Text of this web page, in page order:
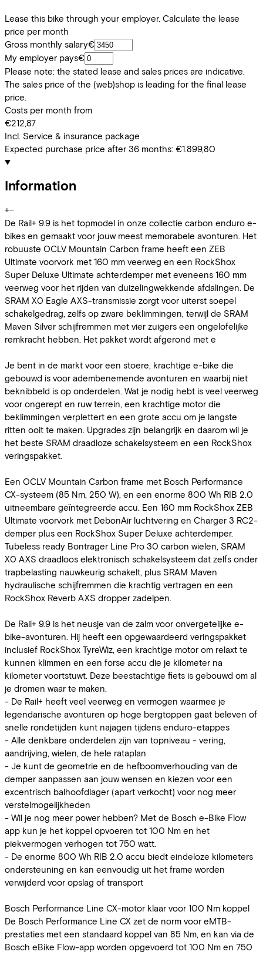
Lease this bike through your employer. Calculate the lease
price per month
Gross monthly salary€
My employer pays€
Please note: the stated lease and sales prices are indicative.
The sales price of the (web)shop is leading for the final lease
price.
Costs per month from
€212,87
Incl. Service & insurance package
Expected purchase price after 36 months: €1.899,80
Information
+−
De Rail+ 9.9 is het topmodel in onze collectie carbon enduro e-
bikes en gemaakt voor jouw meest memorabele avonturen. Het
robuuste OCLV Mountain Carbon frame heeft een ZEB
Ultimate voorvork met 160 mm veerweg en een RockShox
Super Deluxe Ultimate achterdemper met eveneens 160 mm
veerweg voor het rijden van duizelingwekkende afdalingen. De
SRAM X0 Eagle AXS-transmissie zorgt voor uiterst soepel
schakelgedrag, zelfs op zware beklimmingen, terwijl de SRAM
Maven Silver schijfremmen met vier zuigers een ongelofelijke
remkracht hebben. Het pakket wordt afgerond met e
Je bent in de markt voor een stoere, krachtige e-bike die
gebouwd is voor adembenemende avonturen en waarbij niet
beknibbeld is op onderdelen. Wat je nodig hebt is veel veerweg
voor ongerept en ruw terrein, een krachtige motor die
beklimmingen verplettert en een grote accu om je langste
ritten ooit te maken. Upgrades zijn belangrijk en daarom wil je
het beste SRAM draadloze schakelsysteem en een RockShox
veringspakket.
Een OCLV Mountain Carbon frame met Bosch Performance
CX-systeem (85 Nm, 250 W), en een enorme 800 Wh RIB 2.0
uitneembare geïntegreerde accu. Een 160 mm RockShox ZEB
Ultimate voorvork met DebonAir luchtvering en Charger 3 RC2-
demper plus een RockShox Super Deluxe achterdemper.
Tubeless ready Bontrager Line Pro 30 carbon wielen, SRAM
X0 AXS draadloos elektronisch schakelsysteem dat zelfs onder
trapbelasting nauwkeurig schakelt, plus SRAM Maven
hydraulische schijfremmen die krachtig vertragen en een
RockShox Reverb AXS dropper zadelpen.
De Rail+ 9.9 is het neusje van de zalm voor onvergetelijke e-
bike-avonturen. Hij heeft een opgewaardeerd veringspakket
inclusief RockShox TyreWiz, een krachtige motor om relaxt te
kunnen klimmen en een forse accu die je kilometer na
kilometer voortstuwt. Deze beestachtige fiets is gebouwd om al
je dromen waar te maken.
- De Rail+ heeft veel veerweg en vermogen waarmee je
legendarische avonturen op hoge bergtoppen gaat beleven of
snelle rondetijden kunt najagen tijdens enduro-etappes
- Alle denkbare onderdelen zijn van topniveau - vering,
aandrijving, wielen, de hele rataplan
- Je kunt de geometrie en de hefboomverhouding van de
demper aanpassen aan jouw wensen en kiezen voor een
excentrisch balhoofdlager (apart verkocht) voor nog meer
verstelmogelijkheden
- Wil je nog meer power hebben? Met de Bosch e-Bike Flow
app kun je het koppel opvoeren tot 100 Nm en het
piekvermogen verhogen tot 750 watt.
- De enorme 800 Wh RIB 2.0 accu biedt eindeloze kilometers
ondersteuning en kan eenvoudig uit het frame worden
verwijderd voor opslag of transport
Bosch Performance Line CX-motor klaar voor 100 Nm koppel
De Bosch Performance Line CX zet de norm voor eMTB-
prestaties met een standaard koppel van 85 Nm, en kan via de
Bosch eBike Flow-app worden opgevoerd tot 100 Nm en 750